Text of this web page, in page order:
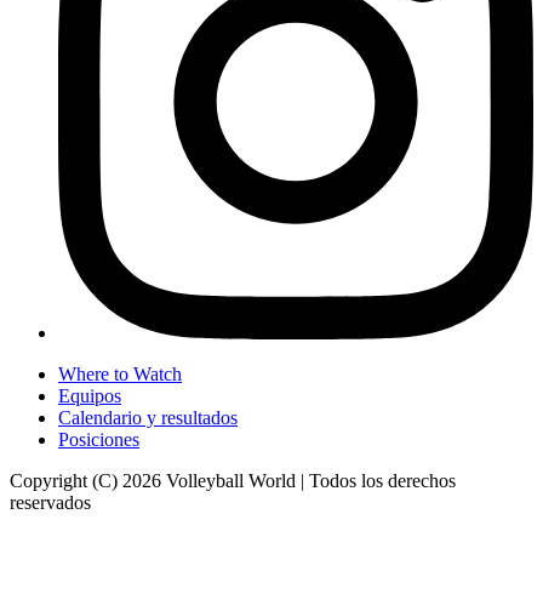
Where to Watch
Equipos
Calendario y resultados
Posiciones
Copyright (C) 2026 Volleyball World | Todos los derechos
reservados